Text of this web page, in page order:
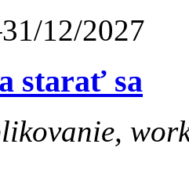
12/2027
starať sa